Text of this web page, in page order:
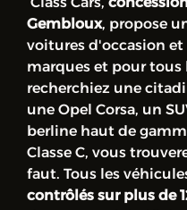
Class Cars,
Gembloux, propose
voitures d'occasion et
marques et pour tous
recherchiez une
une Opel Corsa, un
berline haut de
Classe C, vous
faut. Tous les
contrôlés sur plus de